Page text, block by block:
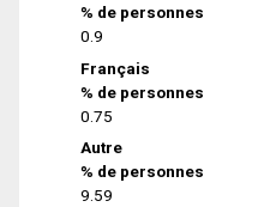
% de personnes
0.9
Français
% de personnes
0.75
Autre
% de personnes
9.59